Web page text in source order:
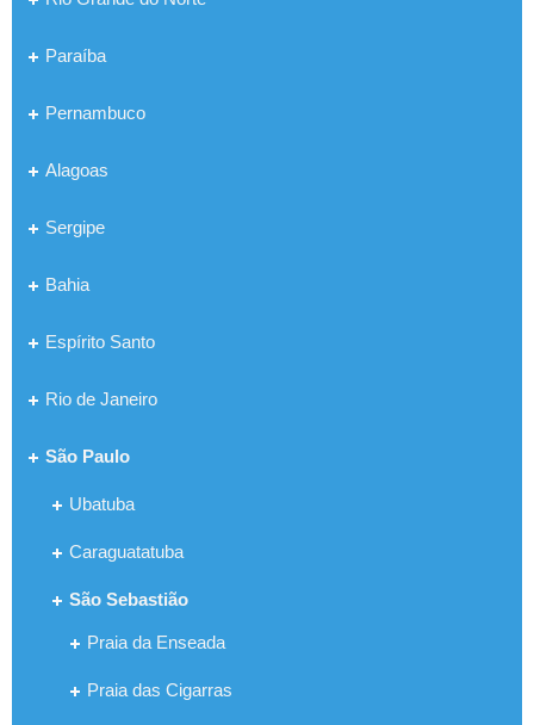
Paraíba
Pernambuco
Alagoas
Sergipe
Bahia
Espírito Santo
Rio de Janeiro
São Paulo
Ubatuba
Caraguatatuba
São Sebastião
Praia da Enseada
Praia das Cigarras